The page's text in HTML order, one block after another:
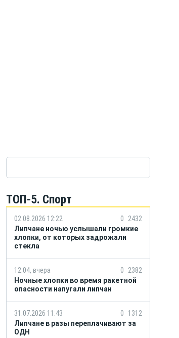
ТОП-5. Спорт
02.08.2026 12:22 0
2432
Липчане ночью услышали громкие
хлопки, от которых задрожали
стекла
12:04, вчера 0
2382
Ночные хлопки во время ракетной
опасности напугали липчан
31.07.2026 11:43 0
1312
Липчане в разы переплачивают за
ОДН